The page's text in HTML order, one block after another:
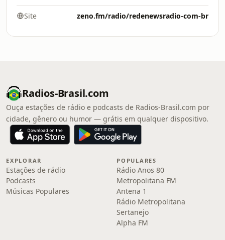
Site zeno.fm/radio/redenewsradio-com-br
Radios-Brasil.com
Ouça estações de rádio e podcasts de Radios-Brasil.com por
cidade, gênero ou humor — grátis em qualquer dispositivo.
EXPLORAR
Estações de rádio
Podcasts
Músicas Populares
POPULARES
Rádio Anos 80
Metropolitana FM
Antena 1
Rádio Metropolitana
Sertanejo
Alpha FM